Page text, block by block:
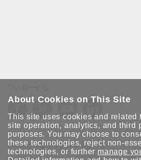
Moxaとつながり続けましょう！
About Cookies on This Site
This site uses cookies and related
site operation, analytics, and third
purposes. You may choose to
these technologies, reject non-
technologies, or further manage